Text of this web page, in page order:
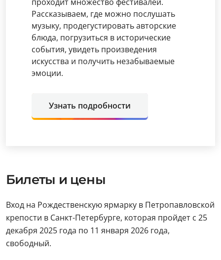
Рассказываем, где можно послушать
музыку, продегустировать авторские
блюда, погрузиться в исторические
события, увидеть произведения
искусства и получить незабываемые
эмоции.
Узнать подробности
Билеты и цены
Вход на Рождественскую ярмарку в Петропавловской
крепости в Санкт-Петербурге, которая пройдет с 25
декабря 2025 года по 11 января 2026 года,
свободный.